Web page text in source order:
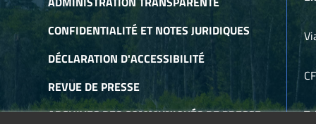
CONFIDENTIALITÉ ET NOTES JURIDIQUES
DÉCLARATION D'ACCESSIBILITÉ
REVUE DE PRESSE
ARCHIVES DES COMMUNIQUÉS DE PRESSE